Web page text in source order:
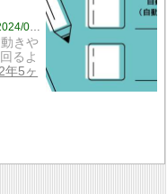
きや
るよ
年5ヶ